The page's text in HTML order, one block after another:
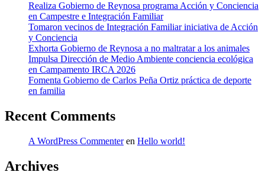
Realiza Gobierno de Reynosa programa Acción y Conciencia
en Campestre e Integración Familiar
Tomaron vecinos de Integración Familiar iniciativa de Acción
y Conciencia
Exhorta Gobierno de Reynosa a no maltratar a los animales
Impulsa Dirección de Medio Ambiente conciencia ecológica
en Campamento IRCA 2026
Fomenta Gobierno de Carlos Peña Ortiz práctica de deporte
en familia
Recent Comments
A WordPress Commenteren Hello world!
Archives